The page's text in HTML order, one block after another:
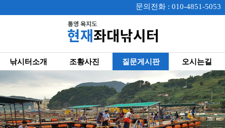
문의전화 : 010-4851-5053
낚시터소개 조황사진 질문게시판 오시는길